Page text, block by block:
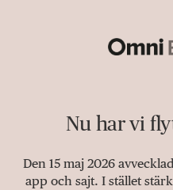
Nu har vi
Den 15 maj 2026
app och sajt. I stället